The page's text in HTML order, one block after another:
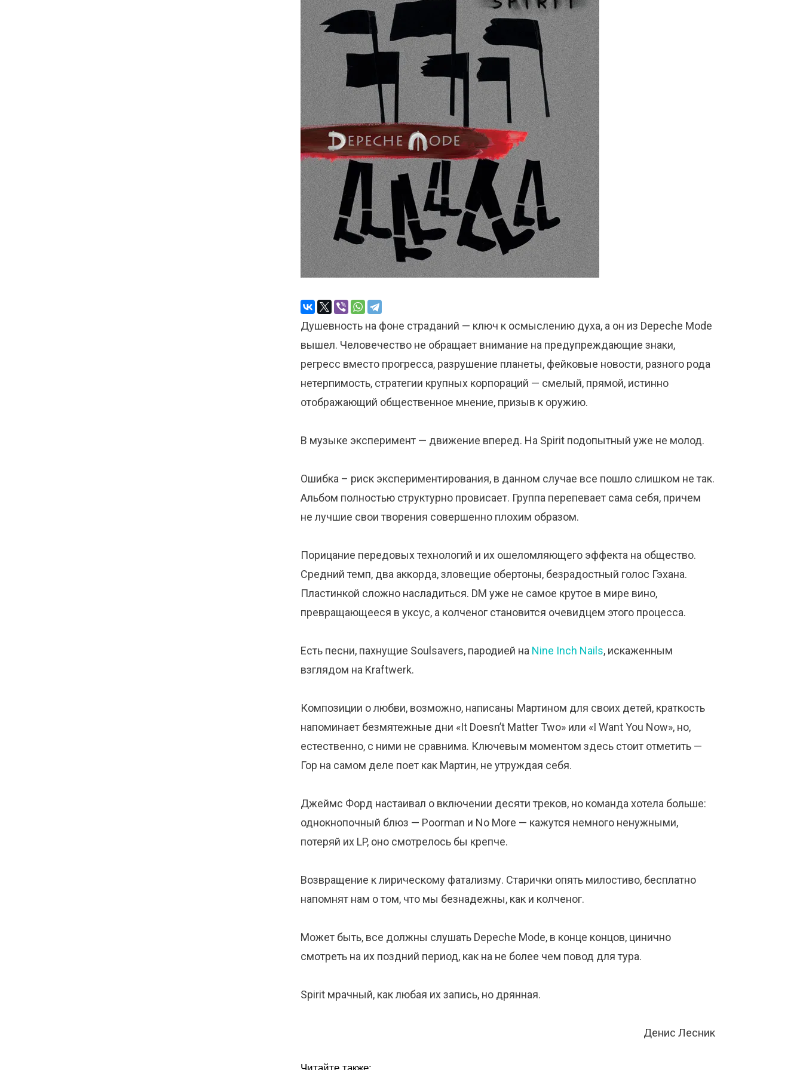
Душевность на фоне страданий — ключ к осмыслению духа, а он из Depeche Mode
вышел. Человечество не обращает внимание на предупреждающие знаки,
регресс вместо прогресса, разрушение планеты, фейковые новости, разного рода
нетерпимость, стратегии крупных корпораций — смелый, прямой, истинно
отображающий общественное мнение, призыв к оружию.
В музыке эксперимент — движение вперед. На Spirit подопытный уже не молод.
Ошибка – риск экспериментирования, в данном случае все пошло слишком не так.
Альбом полностью структурно провисает. Группа перепевает сама себя, причем
не лучшие свои творения совершенно плохим образом.
Порицание передовых технологий и их ошеломляющего эффекта на общество.
Средний темп, два аккорда, зловещие обертоны, безрадостный голос Гэхана.
Пластинкой сложно насладиться. DM уже не самое крутое в мире вино,
превращающееся в уксус, а колченог становится очевидцем этого процесса.
Есть песни, пахнущие Soulsavers, пародией на Nine Inch Nails, искаженным
взглядом на Kraftwerk.
Композиции о любви, возможно, написаны Мартином для своих детей, краткость
напоминает безмятежные дни «It Doesn’t Matter Two» или «I Want You Now», но,
естественно, с ними не сравнима. Ключевым моментом здесь стоит отметить —
Гор на самом деле поет как Мартин, не утруждая себя.
Джеймс Форд настаивал о включении десяти треков, но команда хотела больше:
однокнопочный блюз — Poorman и No More — кажутся немного ненужными,
потеряй их LP, оно смотрелось бы крепче.
Возвращение к лирическому фатализму. Старички опять милостиво, бесплатно
напомнят нам о том, что мы безнадежны, как и колченог.
Может быть, все должны слушать Depeche Mode, в конце концов, цинично
смотреть на их поздний период, как на не более чем повод для тура.
Spirit мрачный, как любая их запись, но дрянная.
Денис Лесник